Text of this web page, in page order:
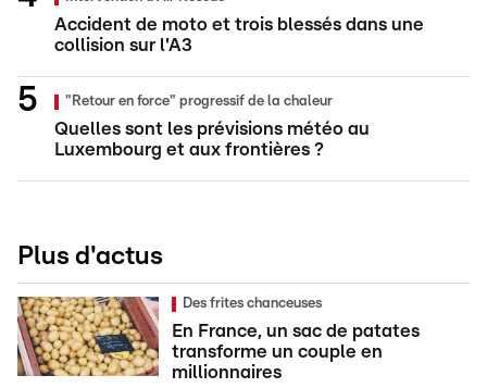
Accident de moto et trois blessés dans une
collision sur l'A3
"Retour en force" progressif de la chaleur
Quelles sont les prévisions météo au
Luxembourg et aux frontières ?
Plus d'actus
Des frites chanceuses
En France, un sac de patates
transforme un couple en
millionnaires